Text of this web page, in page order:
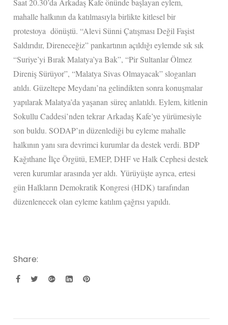
mahalle halkının da katılmasıyla birlikte kitlesel bir
protestoya dönüştü. “Alevi Sünni Çatışması Değil Faşist
Saldırıdır, Direneceğiz” pankartının açıldığı eylemde sık sık
“Suriye’yi Bırak Malatya’ya Bak”, “Pir Sultanlar Ölmez
Direniş Sürüyor”, “Malatya Sivas Olmayacak” sloganları
atıldı. Güzeltepe Meydanı’na gelindikten sonra konuşmalar
yapılarak Malatya’da yaşanan süreç anlatıldı. Eylem, kitlenin
Sokullu Caddesi’nden tekrar Arkadaş Kafe’ye yürümesiyle
son buldu. SODAP’ın düzenlediği bu eyleme mahalle
halkının yanı sıra devrimci kurumlar da destek verdi. BDP
Kağıthane İlçe Örgütü, EMEP, DHF ve Halk Cephesi destek
veren kurumlar arasında yer aldı. Yürüyüşte ayrıca, ertesi
gün Halkların Demokratik Kongresi (HDK) tarafından
düzenlenecek olan eyleme katılım çağrısı yapıldı.
Share: